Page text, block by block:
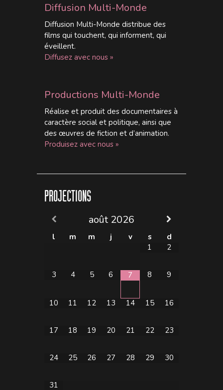
Diffusion Multi-Monde
Diffusion Multi-Monde distribue des
films qui touchent, qui informent, qui
éveillent.
Diffusez avec nous »
Productions Multi-Monde
Réalise et produit des documentaires à
caractère social et politique, ainsi que
des œuvres de fiction et d’animation.
Produisez avec nous »
PROJECTIONS
août 2026
l m m j v s
d
1
2
3 4 5 6 7 8 9
10 11 12 13 14 15 16
17 18 19 20 21 22 23
24 25 26 27 28 29 30
31